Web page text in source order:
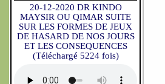
20-12-2020 DR KINDO
MAYSIR OU QIMAR SUITE
SUR LES FORMES DE JEUX
DE HASARD DE NOS JOURS
ET LES CONSEQUENCES
(Téléchargé 5224 fois)